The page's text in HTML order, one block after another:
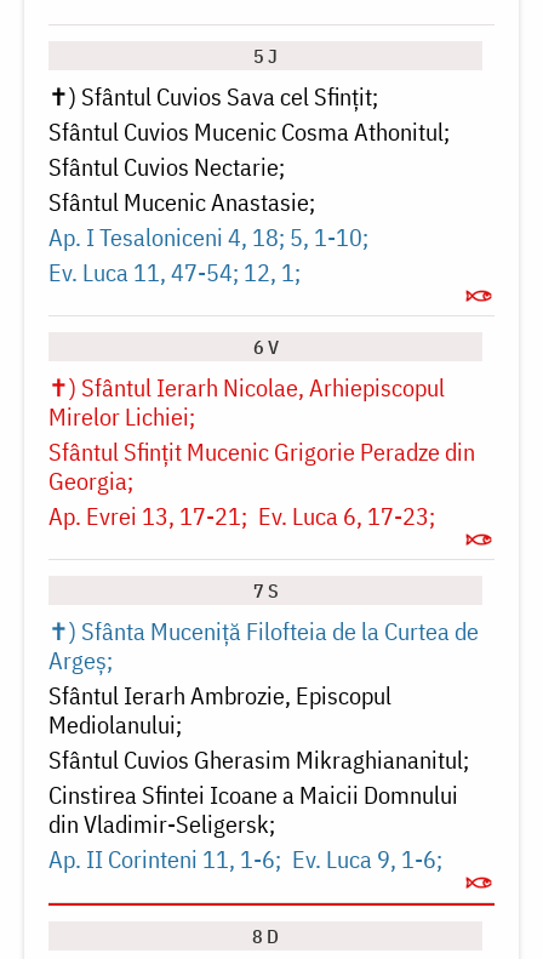
5 J
✝) Sfântul Cuvios Sava cel Sfințit
Sfântul Cuvios Mucenic Cosma Athonitul
Sfântul Cuvios Nectarie
Sfântul Mucenic Anastasie
Ap. I Tesaloniceni 4, 18; 5, 1-10
Ev. Luca 11, 47-54; 12, 1
6 V
✝) Sfântul Ierarh Nicolae, Arhiepiscopul
Mirelor Lichiei
Sfântul Sfințit Mucenic Grigorie Peradze din
Georgia
Ap. Evrei 13, 17-21 Ev. Luca 6, 17-23
7 S
✝) Sfânta Muceniță Filofteia de la Curtea de
Argeș
Sfântul Ierarh Ambrozie, Episcopul
Mediolanului
Sfântul Cuvios Gherasim Mikraghiananitul
Cinstirea Sfintei Icoane a Maicii Domnului
din Vladimir-Seligersk
Ap. II Corinteni 11, 1-6 Ev. Luca 9, 1-6
8 D